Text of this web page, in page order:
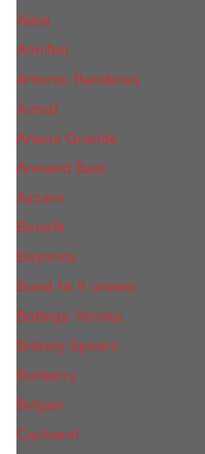
Alaia
Annifen
Antonio Banderas
Armaf
Ariana Grande
Armand Basi
Azzaro
Benefit
Beyonce
Bond № 9 unisex
Bottega Veneta
Britney Spears
Burberry
Bvlgari
Cacharel